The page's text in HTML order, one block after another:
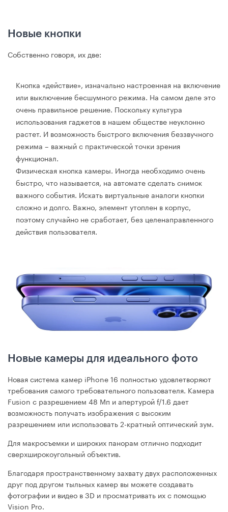
Новые кнопки
Собственно говоря, их две:
Кнопка «действие», изначально настроенная на включение
или выключение бесшумного режима. На самом деле это
очень правильное решение. Поскольку культура
использования гаджетов в нашем обществе неуклонно
растет. И возможность быстрого включения беззвучного
режима – важный с практической точки зрения
функционал.
Физическая кнопка камеры. Иногда необходимо очень
быстро, что называется, на автомате сделать снимок
важного события. Искать виртуальные аналоги кнопки
сложно и долго. Важно, элемент утоплен в корпус,
поэтому случайно не сработает, без целенаправленного
действия пользователя.
Новые камеры для идеального фото
Новая система камер iPhone 16 полностью удовлетворяют
требования самого требовательного пользователя. Камера
Fusion с разрешением 48 Мп и апертурой f/1.6 дает
возможность получать изображения с высоким
разрешением или использовать 2-кратный оптический зум.
Для макросъемки и широких панорам отлично подходит
сверхширокоугольный объектив.
Благодаря пространственному захвату двух расположенных
друг под другом тыльных камер вы можете создавать
фотографии и видео в 3D и просматривать их с помощью
Vision Pro.